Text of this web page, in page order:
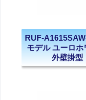
RUF-
モデル ユーロ
外壁掛型